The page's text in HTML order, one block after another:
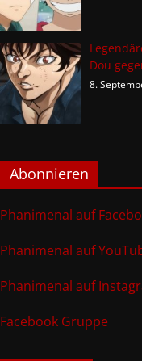
Dou
8.
Abonnieren
Phanimenal auf
Phanimenal auf
Phanimenal auf
Facebook Gruppe